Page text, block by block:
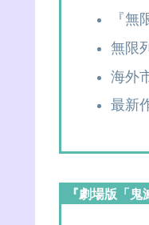
『
無限
海外
最新
『劇場版「